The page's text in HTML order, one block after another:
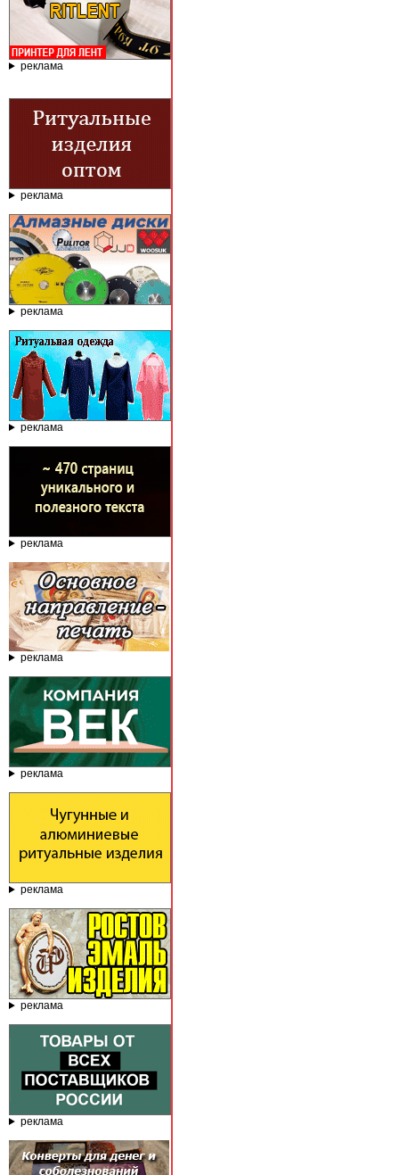
реклама
реклама
реклама
реклама
реклама
реклама
реклама
реклама
реклама
реклама